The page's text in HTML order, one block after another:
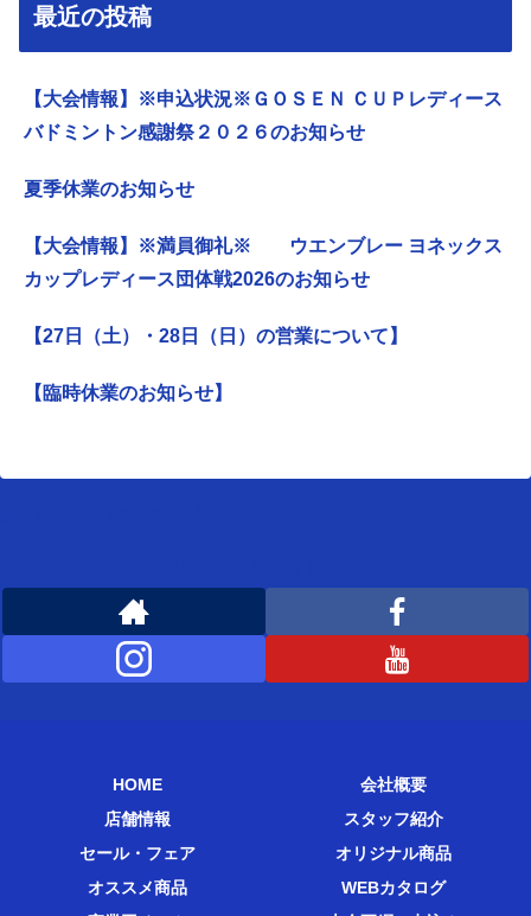
最近の投稿
【大会情報】※申込状況※ＧＯＳＥＮ ＣＵＰレディース
バドミントン感謝祭２０２６のお知らせ
夏季休業のお知らせ
【大会情報】※満員御礼※ ウエンブレー ヨネックス
カップレディース団体戦2026のお知らせ
【27日（土）・28日（日）の営業について】
【臨時休業のお知らせ】
HOME
会社概要
店舗情報
スタッフ紹介
セール・フェア
オリジナル商品
オススメ商品
WEBカタログ